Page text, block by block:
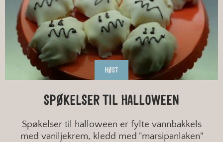
HØST
SPØKELSER TIL HALLOWEEN
Spøkelser til halloween er fylte vannbakkels
med vaniljekrem, kledd med "marsipanlaken"